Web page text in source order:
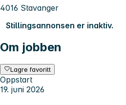
4016 Stavanger
Stillingsannonsen er inaktiv.
Om jobben
Lagre favoritt
Oppstart
19. juni 2026